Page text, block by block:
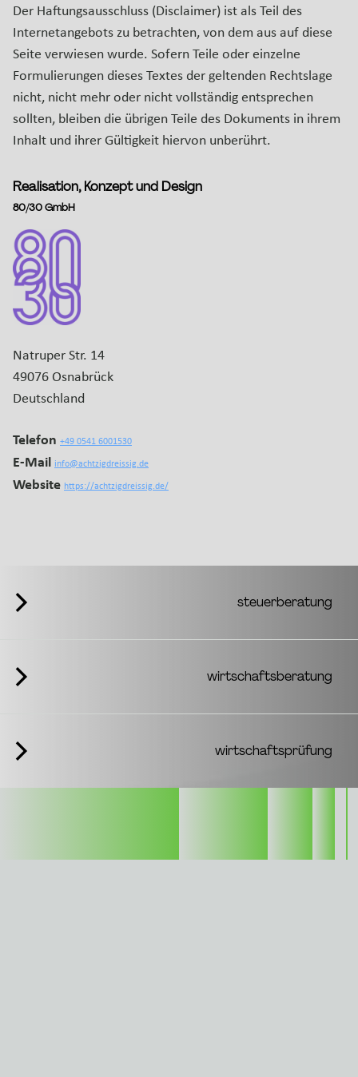
Der Haftungsausschluss (Disclaimer) ist als Teil des
Internetangebots zu betrachten, von dem aus auf diese
Seite verwiesen wurde. Sofern Teile oder einzelne
Formulierungen dieses Textes der geltenden Rechtslage
nicht, nicht mehr oder nicht vollständig entsprechen
sollten, bleiben die übrigen Teile des Dokuments in ihrem
Inhalt und ihrer Gültigkeit hiervon unberührt.
Realisation, Konzept und Design
80/30 GmbH
Natruper Str. 14
49076 Osnabrück
Deutschland
Telefon +49 0541 6001530
E-Mail info@achtzigdreissig.de
Website https://achtzigdreissig.de/
steuerberatung
wirtschaftsberatung
wirtschaftsprüfung